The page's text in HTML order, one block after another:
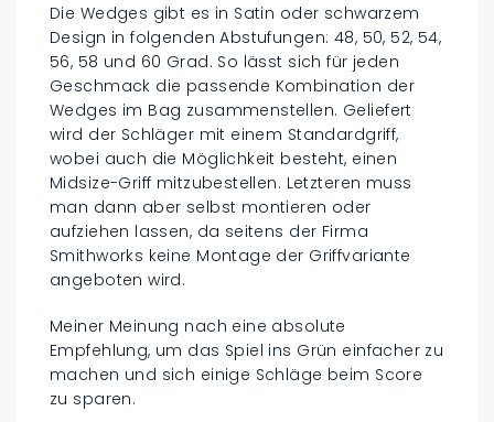
Die Wedges gibt es in Satin oder schwarzem
Design in folgenden Abstufungen: 48, 50, 52, 54,
56, 58 und 60 Grad. So lässt sich für jeden
Geschmack die passende Kombination der
Wedges im Bag zusammenstellen. Geliefert
wird der Schläger mit einem Standardgriff,
wobei auch die Möglichkeit besteht, einen
Midsize-Griff mitzubestellen. Letzteren muss
man dann aber selbst montieren oder
aufziehen lassen, da seitens der Firma
Smithworks keine Montage der Griffvariante
angeboten wird.
Meiner Meinung nach eine absolute
Empfehlung, um das Spiel ins Grün einfacher zu
machen und sich einige Schläge beim Score
zu sparen.